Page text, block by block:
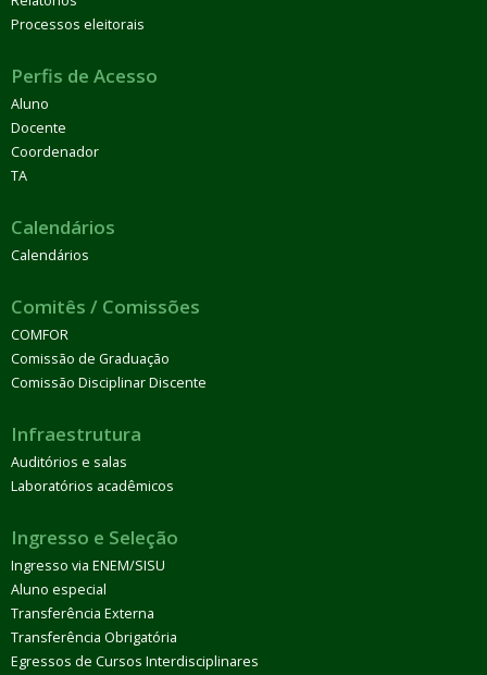
Processos eleitorais
Perfis de Acesso
Aluno
Docente
Coordenador
TA
Calendários
Calendários
Comitês / Comissões
COMFOR
Comissão de Graduação
Comissão Disciplinar Discente
Infraestrutura
Auditórios e salas
Laboratórios acadêmicos
Ingresso e Seleção
Ingresso via ENEM/SISU
Aluno especial
Transferência Externa
Transferência Obrigatória
Egressos de Cursos Interdisciplinares